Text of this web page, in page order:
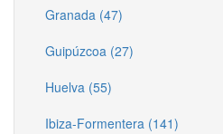
Granada (47)
Guipúzcoa (27)
Huelva (55)
Ibiza-Formentera (141)